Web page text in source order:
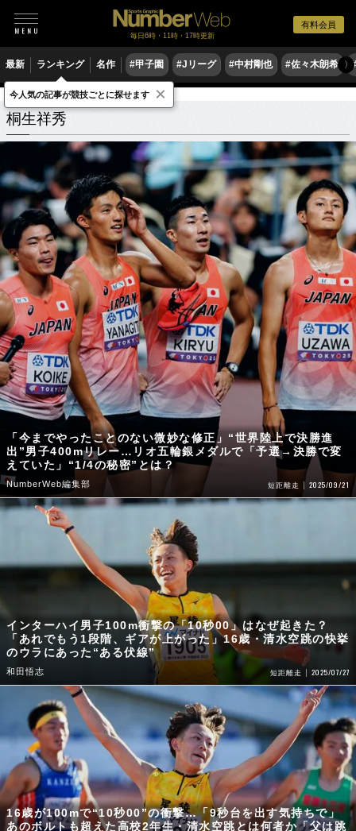
有料会員
毎日6時・11時・17時更新
最新 ランキング 名作 #甲子園 #Jリーグ #中村剛也 #佐々木朗希 〉
桐生祥秀 関連記事
桐生祥秀
「今までやったことのない微妙な修正」“世界陸上で決勝進
出”男子400mリレー…リオ五輪銀メダルで「予選→決勝で変
えていた」“1/4の秘密”とは？
NumberWeb編集部 短距離走 2025/09/21
インターハイ男子100m衝撃の「10秒00」はなぜ起きた？
「あれでもう1段階、ギアが上がった」16歳・清水空跳の快挙
のウラにあった“ある伏線”
和田悟志 短距離走 2025/07/27
16歳が100mで“10秒00”の衝撃…「9秒台を出す気持ちで」
あのボルトも超えた高校2年生・清水空跳とは何者か「父は跳
今人気の記事が競技ごとに探せます ×